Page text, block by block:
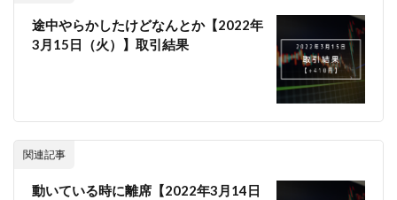
途中やらかしたけどなんとか【2022年
3月15日（火）】取引結果
関連記事
動いている時に離席【2022年3月14日